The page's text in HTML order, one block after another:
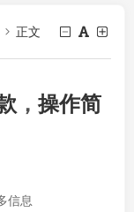
正文
， 操作简
信息